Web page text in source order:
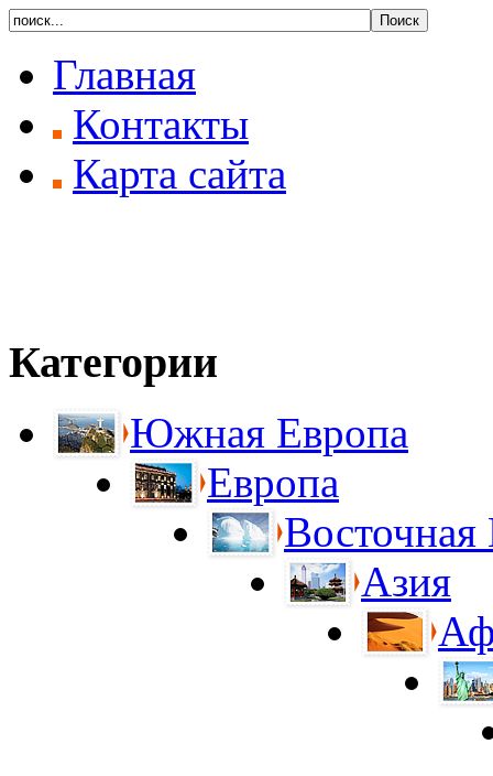
Главная
Контакты
Карта сайта
Категории
Южная Европа
Европа
Восточная
Азия